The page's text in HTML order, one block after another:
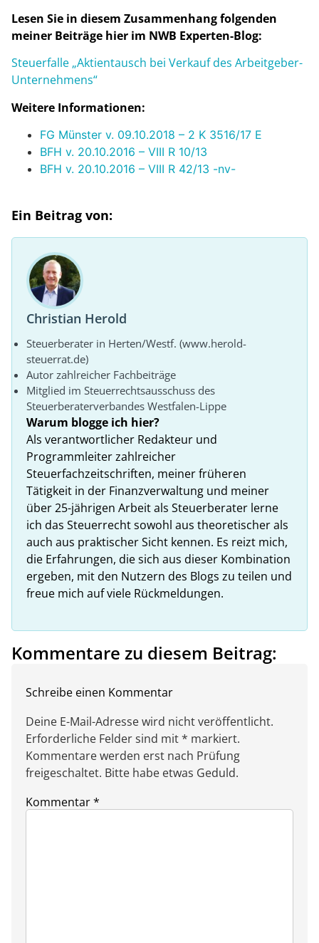
Lesen Sie in diesem Zusammenhang folgenden
meiner Beiträge hier im NWB Experten-Blog:
Steuerfalle „Aktientausch bei Verkauf des Arbeitgeber-
Unternehmens“
Weitere Informationen:
FG Münster v. 09.10.2018 – 2 K 3516/17 E
BFH v. 20.10.2016 – VIII R 10/13
BFH v. 20.10.2016 – VIII R 42/13 -nv-
Ein Beitrag von:
Christian Herold
Steuerberater in Herten/Westf. (www.herold-
steuerrat.de)
Autor zahlreicher Fachbeiträge
Mitglied im Steuerrechtsausschuss des
Steuerberaterverbandes Westfalen-Lippe
Warum blogge ich hier?
Als verantwortlicher Redakteur und
Programmleiter zahlreicher
Steuerfachzeitschriften, meiner früheren
Tätigkeit in der Finanzverwaltung und meiner
über 25-jährigen Arbeit als Steuerberater lerne
ich das Steuerrecht sowohl aus theoretischer als
auch aus praktischer Sicht kennen. Es reizt mich,
die Erfahrungen, die sich aus dieser Kombination
ergeben, mit den Nutzern des Blogs zu teilen und
freue mich auf viele Rückmeldungen.
Kommentare zu diesem Beitrag:
Schreibe einen Kommentar
Deine E-Mail-Adresse wird nicht veröffentlicht.
Erforderliche Felder sind mit * markiert.
Kommentare werden erst nach Prüfung
freigeschaltet. Bitte habe etwas Geduld.
Kommentar*